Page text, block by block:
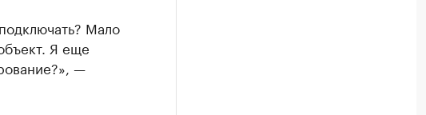
Мало
Я еще
—